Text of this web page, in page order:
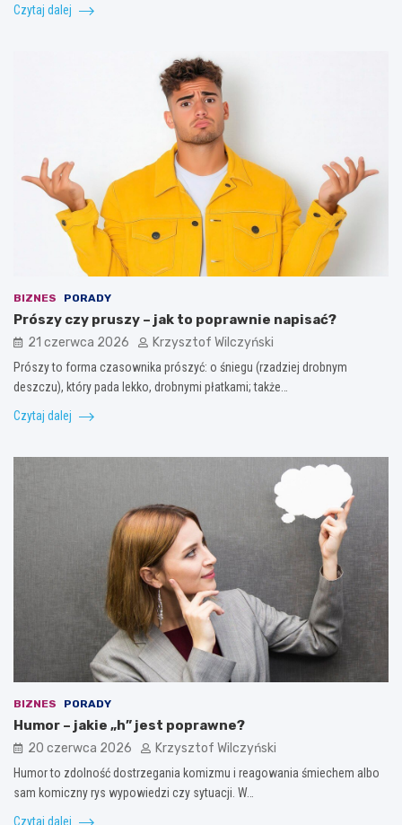
Czytaj dalej
BIZNES PORADY
Prószy czy pruszy – jak to poprawnie napisać?
21 czerwca 2026 Krzysztof Wilczyński
Prószy to forma czasownika prószyć: o śniegu (rzadziej drobnym
deszczu), który pada lekko, drobnymi płatkami; także…
Czytaj dalej
BIZNES PORADY
Humor – jakie „h” jest poprawne?
20 czerwca 2026 Krzysztof Wilczyński
Humor to zdolność dostrzegania komizmu i reagowania śmiechem albo
sam komiczny rys wypowiedzi czy sytuacji. W…
Czytaj dalej